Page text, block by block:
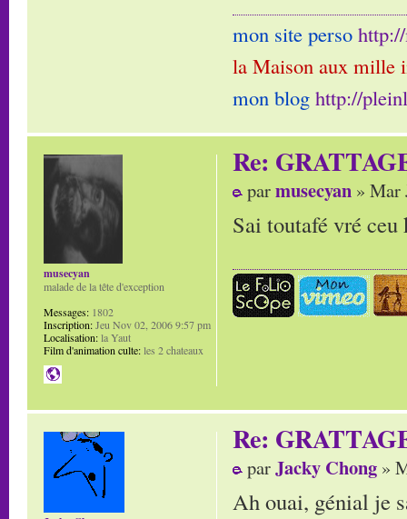
mon site perso
la Maison aux mille
mon blog http://
Re:
parmusecyan » Mar
Sai toutafé vré
musecyan
malade de la tête d'exception
Messages: 1802
Inscription:Jeu Nov 02, 2006 9:57 pm
Localisation:la Yaut
Film d'animation culte:les 2 chateaux
Re:
parJacky Chong »
Ah ouai, génial je